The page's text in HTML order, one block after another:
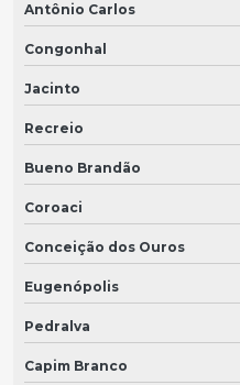
Antônio Carlos
Congonhal
Jacinto
Recreio
Bueno Brandão
Coroaci
Conceição dos Ouros
Eugenópolis
Pedralva
Capim Branco